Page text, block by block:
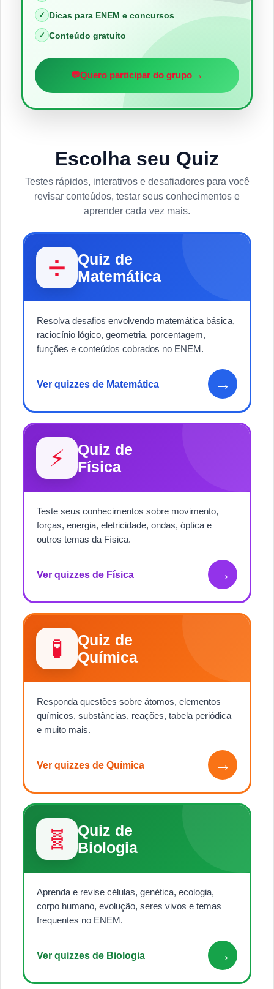
✓ Dicas para ENEM e concursos
✓ Conteúdo gratuito
💬Quero participar do grupo→
Escolha seu Quiz
Testes rápidos, interativos e desafiadores para você
revisar conteúdos, testar seus conhecimentos e
aprender cada vez mais.
➗
Quiz de
Matemática
Resolva desafios envolvendo matemática básica,
raciocínio lógico, geometria, porcentagem,
funções e conteúdos cobrados no ENEM.
Ver quizzes de Matemática →
⚡
Quiz de
Física
Teste seus conhecimentos sobre movimento,
forças, energia, eletricidade, ondas, óptica e
outros temas da Física.
Ver quizzes de Física →
🧪
Quiz de
Química
Responda questões sobre átomos, elementos
químicos, substâncias, reações, tabela periódica
e muito mais.
Ver quizzes de Química →
🧬
Quiz de
Biologia
Aprenda e revise células, genética, ecologia,
corpo humano, evolução, seres vivos e temas
frequentes no ENEM.
Ver quizzes de Biologia →